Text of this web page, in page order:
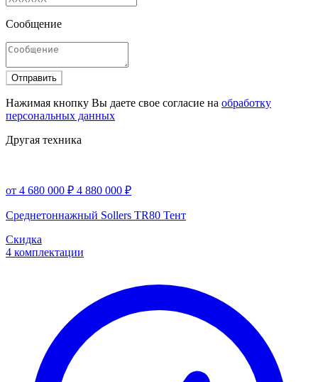
Сообщение
Отправить
Нажимая кнопку Вы даете свое согласие на обработку
персональных данных
Другая техника
от 4 680 000 ₽ 4 880 000 ₽
Среднетоннажный Sollers TR80 Тент
Скидка
4 комплектации